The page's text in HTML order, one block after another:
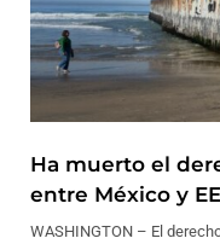
Ha muerto el
entre México y
WASHINGTON – El